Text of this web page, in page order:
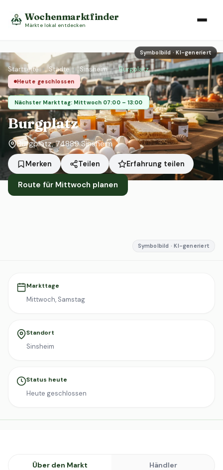
Wochenmarktfinder
Märkte lokal entdecken
Symbolbild · KI-generiert
Startseite › Städte › Sinsheim › Burgplatz
Heute geschlossen
Nächster Markttag: Mittwoch 07:00 – 13:00
Burgplatz
Burgplatz, 74889 Sinsheim
Merken Teilen Erfahrung teilen
Route für Mittwoch planen
Symbolbild · KI-generiert
Markttage
Mittwoch, Samstag
Standort
Sinsheim
Status heute
Heute geschlossen
Über den Markt Händler